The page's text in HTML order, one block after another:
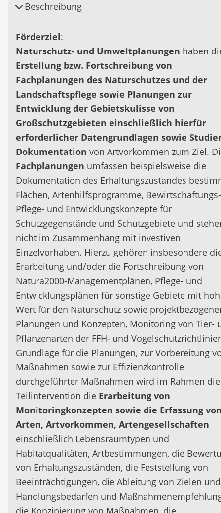
Beschreibung
Förderziel:
Naturschutz- und Umweltplanungen haben
Erstellung bzw. Fortschreibung von
Fachplanungen des Naturschutzes und der
Landschaftspflege sowie Planungen zur
Entwicklung der Gebietskulisse von
Großschutzgebieten einschließlich hierfür
erforderlicher Datengrundlagen sowie
Dokumentation von Artvorkommen zum Ziel.
Fachplanungen umfassen beispielsweise die
Dokumentation des Erhaltungszustandes
Flächen, Artenhilfsprogramme,
Pflege- und Entwicklungskonzepte für
Schutzgegenstände und Schutzgebiete und
nicht im Zusammenhang mit investiven
Einzelvorhaben. Hierzu gehören insbesondere
Erarbeitung und/oder die Fortschreibung von
Natura2000-Managementplänen, Pflege- und
Entwicklungsplänen für sonstige Gebiete mit
Wert für den Naturschutz sowie
Planungen und Konzepten, Monitoring von Tier-
Pflanzenarten der FFH- und
Grundlage für die Planungen, zur Vorbereitung
Maßnahmen sowie zur Effizienzkontrolle
durchgeführter Maßnahmen wird im Rahmen
Teilintervention die Erarbeitung von
Monitoringkonzepten sowie die Erfassung
Arten, Artvorkommen, Artengesellschaften
einschließlich Lebensraumtypen und
Habitatqualitäten, Artbestimmungen, die
von Erhaltungszuständen, die Feststellung von
Beeinträchtigungen, die Ableitung von Zielen und
Handlungsbedarfen und
die Konzipierung von Maßnahmen, die